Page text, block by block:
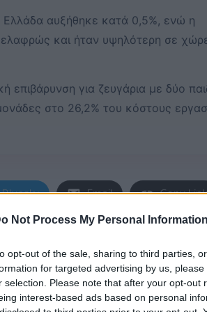
Not Process My Personal Information
opt-out of the sale, sharing to third parties,
for targeted advertising by us,
selection. Please note that after your opt-out
interest-based ads based on personal
αυξήθηκε κατά 0,5%, ενώ η
ελαφρώς και ήταν υψηλότερη σε
για ζευγάρια με δύο
στο 26,2% του κόστους
Bluesky Email Copy Link
και των εργοδοτών
τον φόρο εισοδήματος
2026 που έδωσε στη